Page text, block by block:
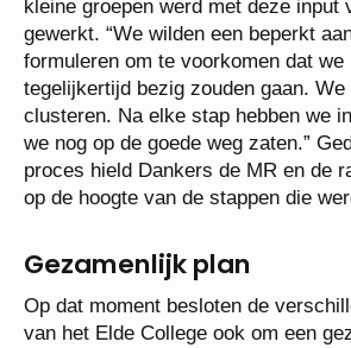
kleine groepen werd met deze input
gewerkt. “We wilden een beperkt
formuleren om te voorkomen dat we
tegelijkertijd bezig zouden gaan.
clusteren. Na elke stap hebben we
we nog op de goede weg zaten.”
proces hield Dankers de MR en de
op de hoogte van de stappen die
Gezamenlijk plan
Op dat moment besloten de
van het Elde College ook om een